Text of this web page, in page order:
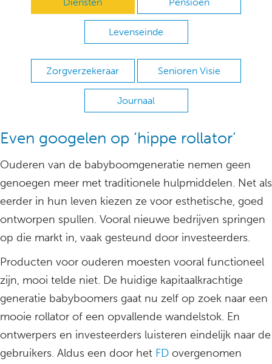
Levenseinde
Zorgverzekeraar Senioren Visie
Journaal
Even googelen op ‘hippe rollator’
Ouderen van de babyboomgeneratie nemen geen
genoegen meer met traditionele hulpmiddelen. Net als
eerder in hun leven kiezen ze voor esthetische, goed
ontworpen spullen. Vooral nieuwe bedrijven springen
op die markt in, vaak gesteund door investeerders.
Producten voor ouderen moesten vooral functioneel
zijn, mooi telde niet. De huidige kapitaalkrachtige
generatie babyboomers gaat nu zelf op zoek naar een
mooie rollator of een opvallende wandelstok. En
ontwerpers en investeerders luisteren eindelijk naar de
gebruikers. Aldus een door het FD overgenomen